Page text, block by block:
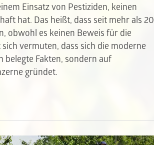
Einsatz von Pestiziden, keinen
hat. Das heißt, dass seit mehr als 20
obwohl es keinen Beweis für die
vermuten, dass sich die moderne
Fakten, sondern auf
gründet.